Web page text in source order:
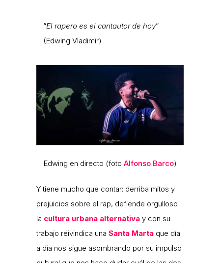
“El rapero es el cantautor de hoy”
(Edwing Vladimir)
Edwing en directo (foto Alfonso Barco)
Y tiene mucho que contar: derriba mitos y
prejuicios sobre el rap, defiende orgulloso
la cultura urbana alternativa y con su
trabajo reivindica una Santa Marta que día
a día nos sigue asombrando por su impulso